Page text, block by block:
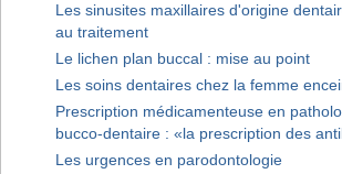
Les sinusites maxillaires d'origine
au traitement
Le lichen plan buccal : mise au point
Les soins dentaires chez la femme
Prescription médicamenteuse en
bucco-dentaire : «la prescription des
Les urgences en parodontologie